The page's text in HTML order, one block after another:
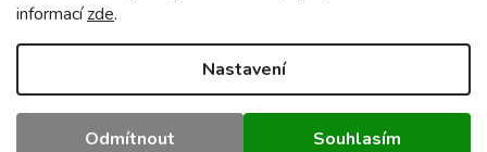
informacízde.
Nastavení
Odmítnout Souhlasím
polystyrenu, částečně sešroubována s
montážním návodem
Technická data: